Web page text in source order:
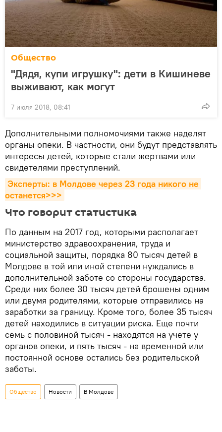
Общество
"Дядя, купи игрушку": дети в Кишиневе
выживают, как могут
7 июля 2018, 08:41
Дополнительными полномочиями также наделят
органы опеки. В частности, они будут представлять
интересы детей, которые стали жертвами или
свидетелями преступлений.
Эксперты: в Молдове через 23 года никого не
останется>>>
Что говорит статистика
По данным на 2017 год, которыми располагает
министерство здравоохранения, труда и
социальной защиты, порядка 80 тысяч детей в
Молдове в той или иной степени нуждались в
дополнительной заботе со стороны государства.
Среди них более 30 тысяч детей брошены одним
или двумя родителями, которые отправились на
заработки за границу. Кроме того, более 35 тысяч
детей находились в ситуации риска. Еще почти
семь с половиной тысяч - находятся на учете у
органов опеки, и пять тысяч - на временной или
постоянной основе остались без родительской
заботы.
Общество Новости В Молдове